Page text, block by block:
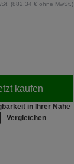
(882,34 € ohne MwSt.)
kaufen
in Ihrer Nähe
Vergleichen